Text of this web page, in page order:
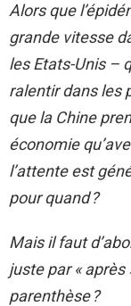
Alors que
grande vitesse
les Etats-Unis –
ralentir dans les
que la Chine
économie
l’attente est
pour quand ?
Mais il faut
juste par « après
parenthèse ?